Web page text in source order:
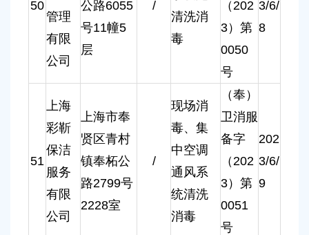
50
管理
有限
公司
公路6055
号11幢5
层
/
清洗消
毒
（202
3）第
0050
号
3/6/
8
51
上海
彩靳
保洁
服务
有限
公司
上海市奉
贤区青村
镇奉柘公
路2799号
2228室
/
现场消
毒、集
中空调
通风系
统清洗
消毒
（奉）
卫消服
备字
（202
3）第
0051
号
202
3/6/
9